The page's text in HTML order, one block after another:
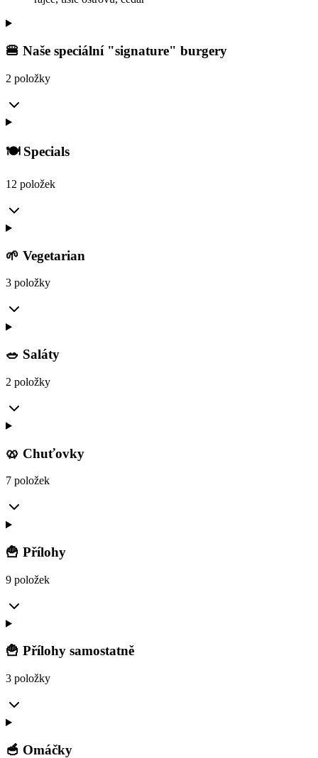
🍔 Naše speciální "signature" burgery
2 položky
🍽️ Specials
12 položek
🌱 Vegetarian
3 položky
🥗 Saláty
2 položky
🥨 Chuťovky
7 položek
🍟 Přílohy
9 položek
🍟 Přílohy samostatně
3 položky
🥣 Omáčky